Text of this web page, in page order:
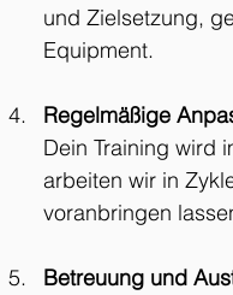
und Zielsetzung,
Equipment.
Regelmäßige
Dein Training wird
arbeiten wir in
voranbringen
Betreuung und